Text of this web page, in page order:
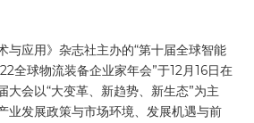
与应用》杂志社主办的“第十届全球智能
全球物流装备企业家年会”于12月16日在
大会以“大变革、新趋势、新生态”为主
业发展政策与市场环境、发展机遇与前